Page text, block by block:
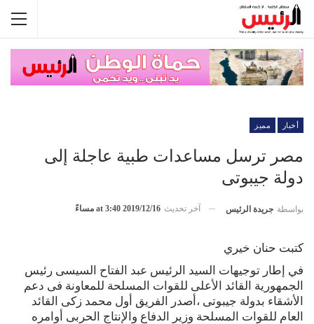
أخبار مميز
مصر ترسل مساعدات طبية عاجلة إلى
دولة جيبوتى
بواسطة جريدة الرئيس آخر تحديث 2019/12/16 at 3:40 مساءً
كتبت حنان خيري
في إطار توجيهات السيد الرئيس عبد الفتاح السيسى رئيس
الجمهورية القائد الأعلى للقوات المسلحة للمعاونة فى دعم
الأشقاء بدولة جيبوتى ،أصدر الفريق أول محمد زكى القائد
العام للقوات المسلحة وزير الدفاع والإنتاج الحربى أوامره